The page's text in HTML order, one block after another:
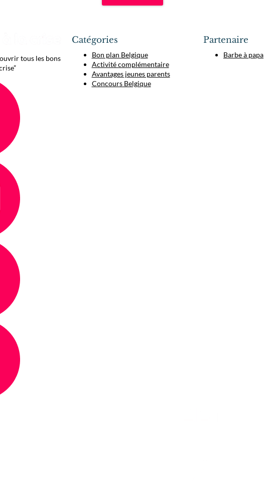
tous les bons
Catégories
Bon plan Belgique
Activité complémentaire
Avantages jeunes parents
Concours Belgique
Partenaire
Barbe à papa